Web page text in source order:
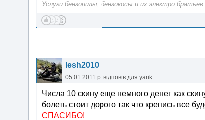
Услуги бензопилы, бензокосы и их электро братьев.
lesh2010
05.01.2011 р. відповів для yarik
Числа 10 скину еще немного денег как
болеть стоит дорого так что крепись все
СПАСИБО!